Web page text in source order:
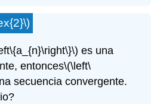
es una
entonces\(\left\
secuencia convergente.